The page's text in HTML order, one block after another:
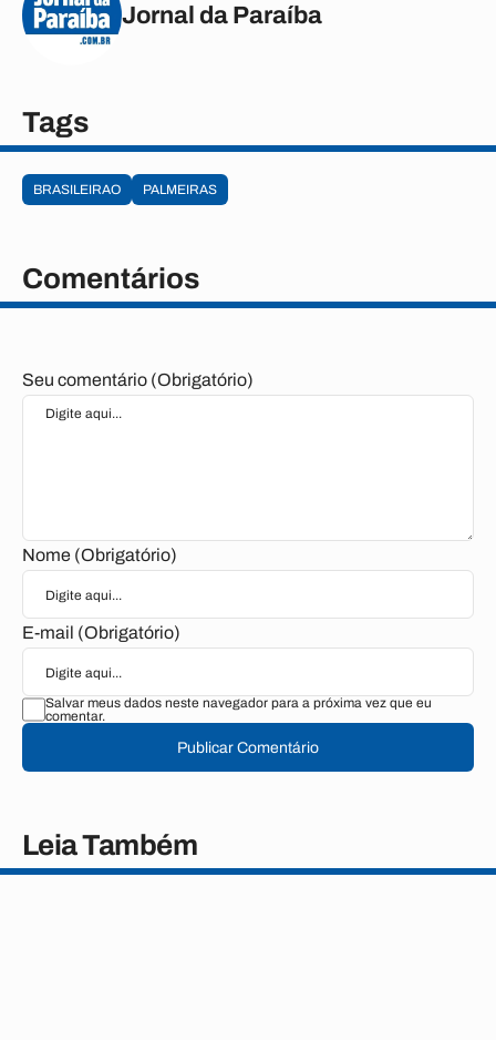
Jornal da Paraíba
Tags
BRASILEIRAO PALMEIRAS
Comentários
Seu comentário (Obrigatório)
Nome (Obrigatório)
E-mail (Obrigatório)
Salvar meus dados neste navegador para a próxima vez que eu
comentar.
Publicar Comentário
Leia Também